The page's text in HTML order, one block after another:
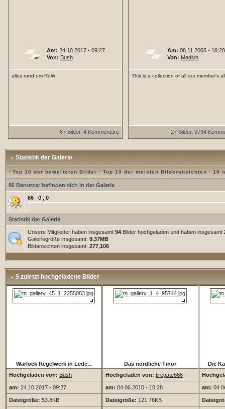
Am: 24.10.2017 - 09:27
Von: Bush
alles rund um RdW
67 Bilder, 4 Kommentare
Am: 08.11.2005 - 18:20
Von: Medivh
This is a collection of all our member's
27 Bilder, 9734
Statistik der Galerie
· Top 10 der bewerteten Bilder· Top 10 der meisten Bilderansichten · 10
86 Benutzer befinden sich in der Galerie
86, 0, 0
Statistik der Galerie
Unsere Mitglieder haben insgesamt 94Bilder hochgeladen und haben insgesamt
Galeriegröße insgesamt: 9.37MB
Bildansichten insgesamt: 277,106
5 zuletzt hochgeladene Bilder
Warlock Regelwerk in Lede...
Hochgeladen von: Bush
am: 24.10.2017 - 09:27
Dateigröße: 53.8KB
Das nördliche Tinor
Hochgeladen von: firegate666
am: 04.06.2010 - 10:28
Dateigröße: 121.76KB
Die
am: